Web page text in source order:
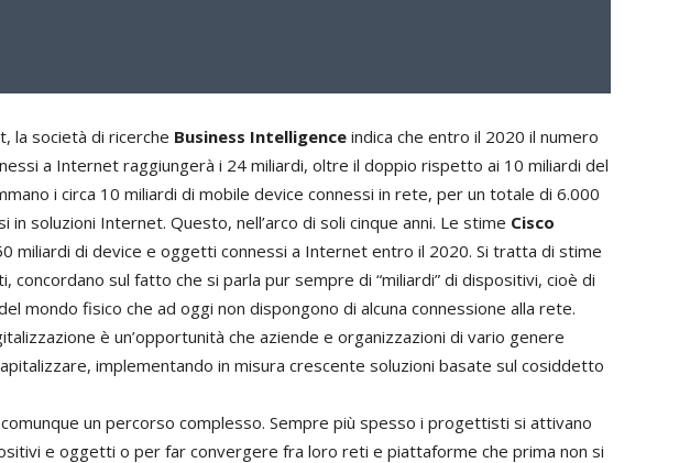
la società di ricerche Business Intelligence indica che entro il 2020 il numero
a Internet raggiungerà i 24 miliardi, oltre il doppio rispetto ai 10 miliardi del
i circa 10 miliardi di mobile device connessi in rete, per un totale di 6.000
in soluzioni Internet. Questo, nell’arco di soli cinque anni. Le stime Cisco
miliardi di device e oggetti connessi a Internet entro il 2020. Si tratta di stime
concordano sul fatto che si parla pur sempre di “miliardi” di dispositivi, cioè di
mondo fisico che ad oggi non dispongono di alcuna connessione alla rete.
è un’opportunità che aziende e organizzazioni di vario genere
implementando in misura crescente soluzioni basate sul cosiddetto
un percorso complesso. Sempre più spesso i progettisti si attivano
e oggetti o per far convergere fra loro reti e piattaforme che prima non si